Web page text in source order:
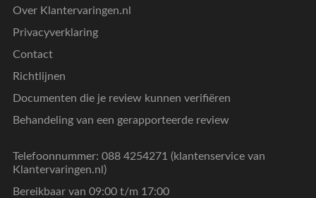
Over Klantervaringen.nl
Privacyverklaring
Contact
Richtlijnen
Documenten die je review kunnen verifiëren
Behandeling van een gerapporteerde review
Telefoonnummer: 088 4254271 (klantenservice van
Klantervaringen.nl)
Bereikbaar van 09:00 t/m 17:00